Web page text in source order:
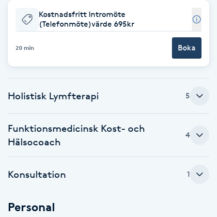
Babylights
Balayage
Barber
Barnklippning
Blowout
Bottenfärg
Kostnadsfritt Intromöte
(Telefonmöte)värde 695kr
20 min Boka
Holistisk Lymfterapi 5
Funktionsmedicinsk Kost- och
Hälsocoach
4
Konsultation 1
Personal